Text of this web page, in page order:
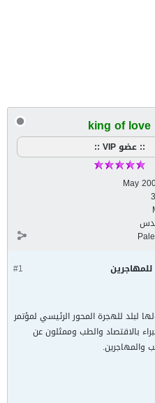
king of love
:: عضو VIP ::
May
#1
لبلد للهجرة المحور الرئيسي لمؤتمر
بالاقتصاد والطب وممثلون عن
والمهاجرين.